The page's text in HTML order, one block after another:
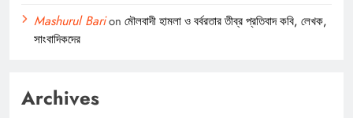
Mashurul Barion মৌলবাদী হামলা ও বর্বরতার তীব্র প্রতিবাদ কবি, লেখক,
সাংবাদিকদের
Archives